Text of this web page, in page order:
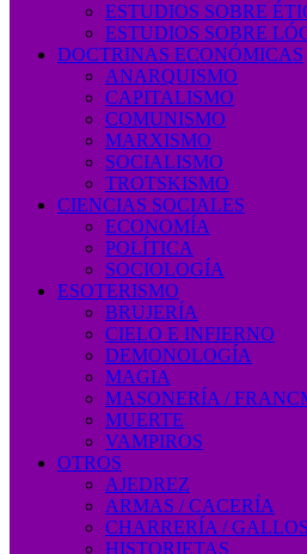
ESTUDIOS SOBRE
ESTUDIOS SOBRE
DOCTRINAS ECONÓMICAS
ANARQUISMO
CAPITALISMO
COMUNISMO
MARXISMO
SOCIALISMO
TROTSKISMO
CIENCIAS SOCIALES
ECONOMÍA
POLÍTICA
SOCIOLOGÍA
ESOTERISMO
BRUJERÍA
CIELO E INFIERNO
DEMONOLOGÍA
MAGIA
MASONERÍA /
MUERTE
VAMPIROS
OTROS
AJEDREZ
ARMAS / CACERÍA
CHARRERÍA /
HISTORIETAS